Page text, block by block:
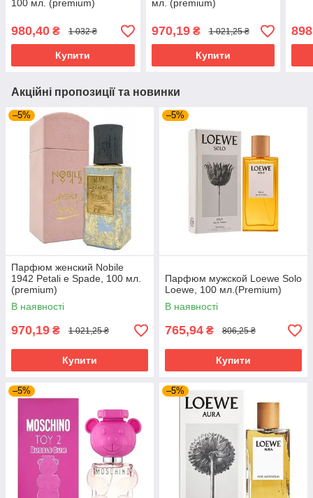
100 мл. (premium)
980,40 ₴ 1 032 ₴
Купити
мл. (premium)
970,19₴ 1 021,25 ₴
Купити
Акційні пропозиції та новинки
–5%
Парфюм женский Nobile
1942 Petali e Spade, 100 мл.
(premium)
В наявності
970,19 ₴ 1 021,25 ₴
Купити
–5%
Парфюм мужской Loewe Solo
Loewe, 100 мл.(Premium)
В наявності
765,94 ₴ 806,25 ₴
Купити
–5% –5%